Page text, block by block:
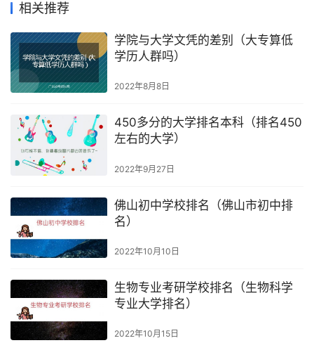
相关推荐
学院与大学文凭的差别（大专算低
学历人群吗）
2022年8月8日
450多分的大学排名本科（排名450
左右的大学）
2022年9月27日
佛山初中学校排名（佛山市初中排
名）
2022年10月10日
生物专业考研学校排名（生物科学
专业大学排名）
2022年10月15日